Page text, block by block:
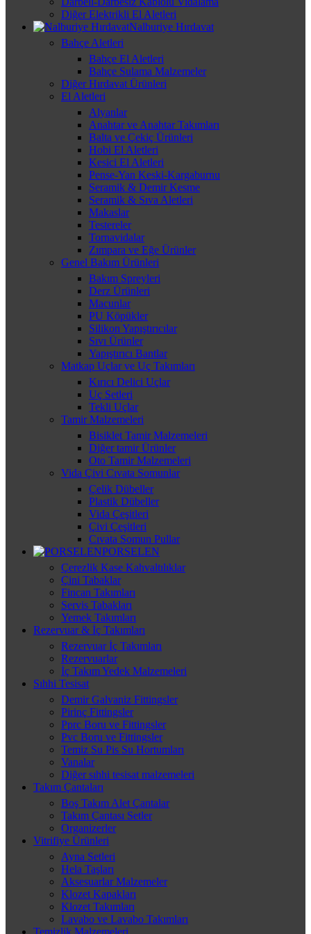
Diğer Elektrikli El Aletleri
Nalburiye Hırdavat
Bahçe Aletleri
Bahçe El Aletleri
Bahçe Sulama Malzemeler
Diğer Hırdavat Ürünleri
El Aletleri
Alyanlar
Anahtar ve Anahtar Takımları
Balta ve Çekiç Ürünleri
Hobi El Aletleri
Kesici El Aletleri
Pense-Yan Keski-Kargaburnu
Seramik & Demir Kesme
Seramik & Sıva Aletleri
Makaslar
Testereler
Tornavidalar
Zımpara ve Eğe Ürünler
Genel Bakım Ürünleri
Bakım Spreyleri
Derz Ürünleri
Macunlar
PU Köpükler
Silikon Yapıştırıcılar
Sıvı Ürünler
Yapıştırıcı Bantlar
Matkap Uçlar ve Uç Takımları
Kırıcı Delici Uçlar
Uç Setleri
Tekli Uçlar
Tamir Malzemeleri
Bisiklet Tamir Malzemeleri
Diğer tamir Ürünler
Oto Tamir Malzemeleri
Vida Çivi Cıvata Somunlar
Çelik Dübeller
Plastik Dübeller
Vida Çeşitleri
Çivi Çeşitleri
Cıvata Somun Pullar
PORSELEN
Çerezlik Kase Kahvaltılıklar
Çini Tabaklar
Fincan Takımları
Servis Tabakları
Yemek Takımları
Rezervuar & İç Takımları
Rezervuar İç Takımları
Rezervuarlar
İç Takım Yedek Malzemeleri
Sıhhi Tesisat
Demir Galvaniz Fittingsler
Pirinç Fittingsler
Pprc Boru ve Fittingsler
Pvc Boru ve Fittingsler
Temiz Su Pis Su Hortumları
Vanalar
Diğer sıhhi tesisat malzemeleri
Takım Çantaları
Boş Takım Alet Çantalar
Takım Çantası Setler
Organizerler
Vitrifiye Ürünleri
Ayna Setleri
Hela Taşları
Aksesuarlar Malzemeler
Klozet Kapakları
Klozet Takımları
Lavabo ve Lavabo Takımları
Temizlik Malzemeleri